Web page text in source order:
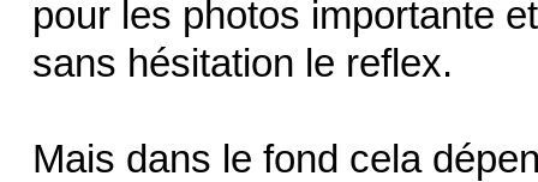
pour les photos importante
sans hésitation le reflex.
Mais dans le fond cela